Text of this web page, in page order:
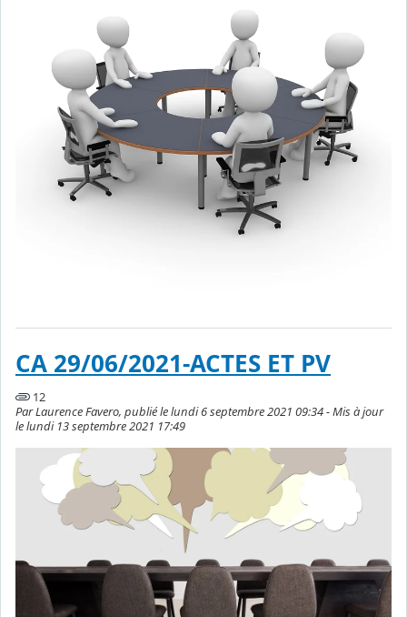
CA 29/06/2021-ACTES ET PV
12
Par Laurence Favero, publié le lundi 6 septembre 2021 09:34 - Mis à jour
le lundi 13 septembre 2021 17:49